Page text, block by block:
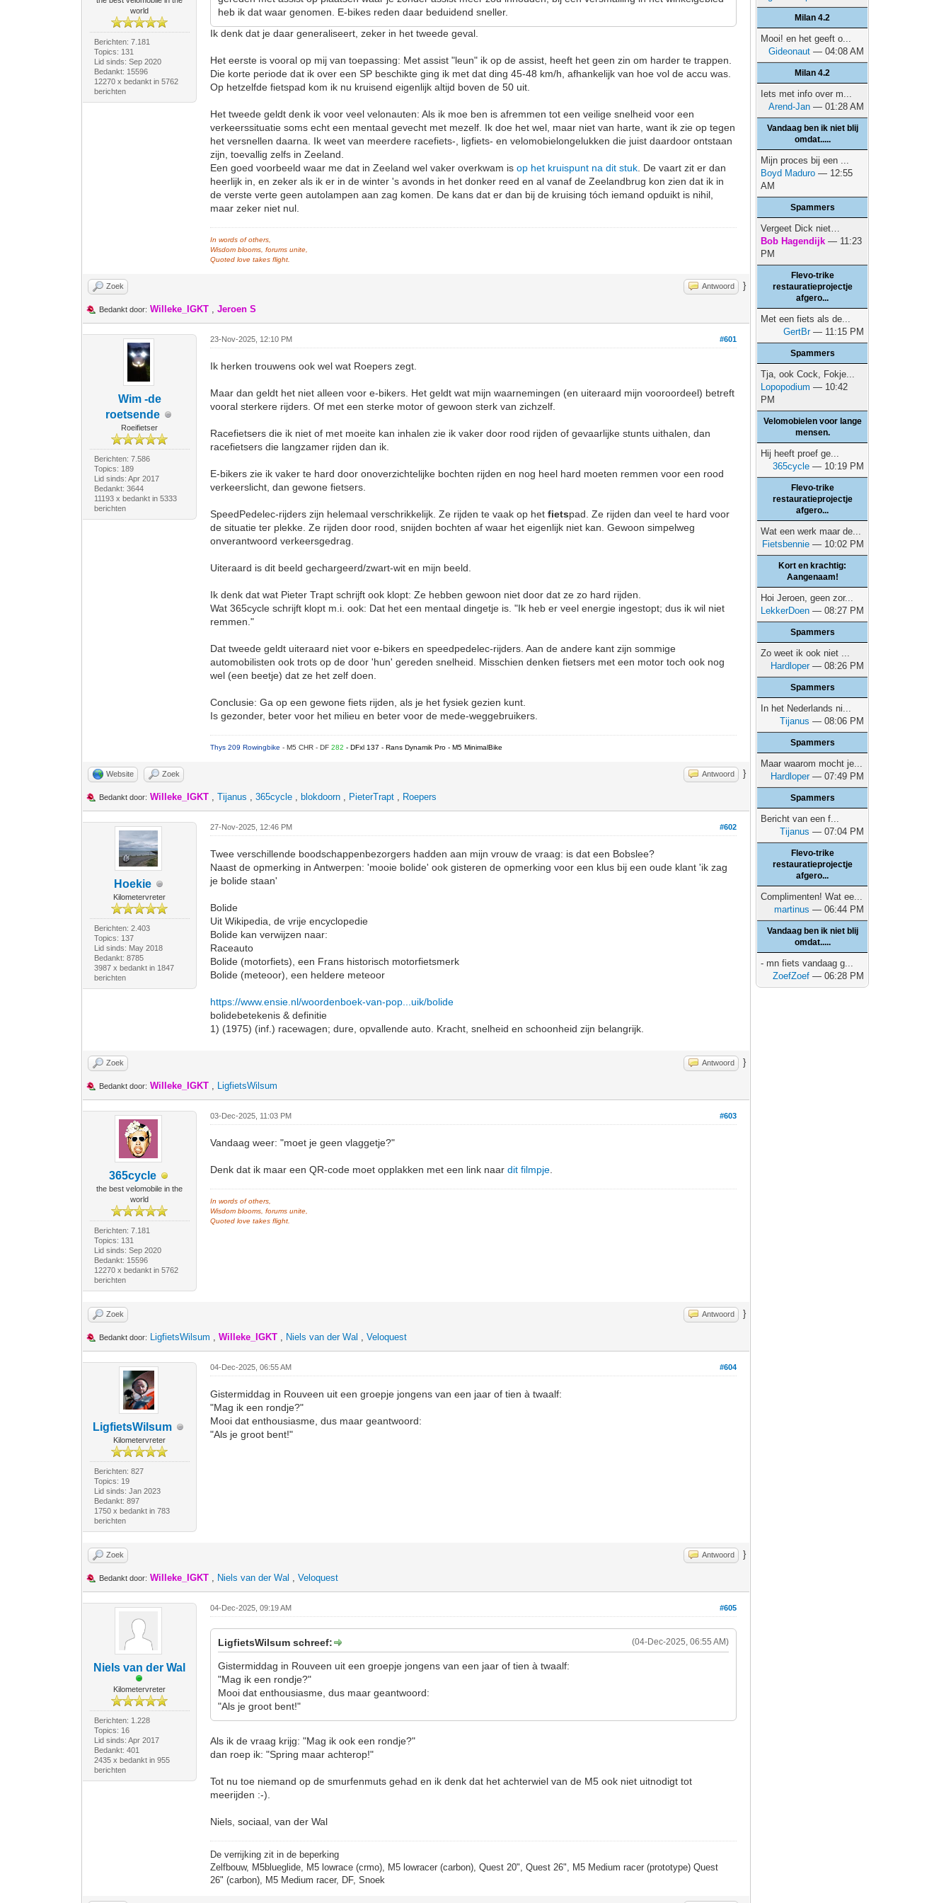
world
Berichten: 7.181
Topics: 131
Lid sinds: Sep 2020
Bedankt: 15596
12270 x bedankt in 5762
berichten
heb ik dat waar genomen. E-bikes reden daar beduidend sneller.
Ik denk dat je daar generaliseert, zeker in het tweede geval.
Het eerste is vooral op mij van toepassing: Met assist "leun" ik op de assist, heeft het geen zin om harder te trappen.
Die korte periode dat ik over een SP beschikte ging ik met dat ding 45-48 km/h, afhankelijk van hoe vol de accu was.
Op hetzelfde fietspad kom ik nu kruisend eigenlijk altijd boven de 50 uit.
Het tweede geldt denk ik voor veel velonauten: Als ik moe ben is afremmen tot een veilige snelheid voor een
verkeerssituatie soms echt een mentaal gevecht met mezelf. Ik doe het wel, maar niet van harte, want ik zie op tegen
het versnellen daarna. Ik weet van meerdere racefiets-, ligfiets- en velomobielongelukken die juist daardoor ontstaan
zijn, toevallig zelfs in Zeeland.
Een goed voorbeeld waar me dat in Zeeland wel vaker overkwam isop het kruispunt na dit stuk . De vaart zit er dan
heerlijk in, en zeker als ik er in de winter 's avonds in het donker reed en al vanaf de Zeelandbrug kon zien dat ik in
de verste verte geen autolampen aan zag komen. De kans dat er dan bij de kruising tóch iemand opduikt is nihil,
maar zeker niet nul.
In words of others,
Wisdom blooms, forums unite,
Quoted love takes flight.
Zoek Antwoord }
Bedankt door: Willeke_IGKT ,Jeroen S
Wim -de
roetsende
Roeifietser
Berichten: 7.586
Topics: 189
Lid sinds: Apr 2017
Bedankt: 3644
11193 x bedankt in 5333
berichten
#601
23-Nov-2025, 12:10 PM
Ik herken trouwens ook wel wat Roepers zegt.
Maar dan geldt het niet alleen voor e-bikers. Het geldt wat mijn waarnemingen (en uiteraard mijn vooroordeel) betreft
vooral sterkere rijders. Of met een sterke motor of gewoon sterk van zichzelf.
Racefietsers die ik niet of met moeite kan inhalen zie ik vaker door rood rijden of gevaarlijke stunts uithalen, dan
racefietsers die langzamer rijden dan ik.
E-bikers zie ik vaker te hard door onoverzichtelijke bochten rijden en nog heel hard moeten remmen voor een rood
verkeerslicht, dan gewone fietsers.
SpeedPedelec-rijders zijn helemaal verschrikkelijk. Ze rijden te vaak op hetfietspad. Ze rijden dan veel te hard voor
de situatie ter plekke. Ze rijden door rood, snijden bochten af waar het eigenlijk niet kan. Gewoon simpelweg
onverantwoord verkeersgedrag.
Uiteraard is dit beeld gechargeerd/zwart-wit en mijn beeld.
Ik denk dat wat Pieter Trapt schrijft ook klopt: Ze hebben gewoon niet door dat ze zo hard rijden.
Wat 365cycle schrijft klopt m.i. ook: Dat het een mentaal dingetje is. "Ik heb er veel energie ingestopt; dus ik wil niet
remmen."
Dat tweede geldt uiteraard niet voor e-bikers en speedpedelec-rijders. Aan de andere kant zijn sommige
automobilisten ook trots op de door 'hun' gereden snelheid. Misschien denken fietsers met een motor toch ook nog
wel (een beetje) dat ze het zelf doen.
Conclusie: Ga op een gewone fiets rijden, als je het fysiek gezien kunt.
Is gezonder, beter voor het milieu en beter voor de mede-weggebruikers.
Thys 209 Rowingbike- M5 CHR - DF282- DFxl 137 - Rans Dynamik Pro - M5 MinimalBike
Website Zoek Antwoord }
Bedankt door: Willeke_IGKT ,Tijanus ,365cycle , blokdoorn , PieterTrapt , Roepers
Hoekie
Kilometervreter
Berichten: 2.403
Topics: 137
Lid sinds: May 2018
Bedankt: 8785
3987 x bedankt in 1847
berichten
#602
27-Nov-2025, 12:46 PM
Twee verschillende boodschappenbezorgers hadden aan mijn vrouw de vraag: is dat een Bobslee?
Naast de opmerking in Antwerpen: 'mooie bolide' ook gisteren de opmerking voor een klus bij een oude klant 'ik zag
je bolide staan'
Bolide
Uit Wikipedia, de vrije encyclopedie
Bolide kan verwijzen naar:
Raceauto
Bolide (motorfiets), een Frans historisch motorfietsmerk
Bolide (meteoor), een heldere meteoor
https://www.ensie.nl/woordenboek-van-pop...uik/bolide
bolidebetekenis & definitie
1) (1975) (inf.) racewagen; dure, opvallende auto. Kracht, snelheid en schoonheid zijn belangrijk.
Zoek Antwoord }
Bedankt door: Willeke_IGKT , LigfietsWilsum
365cycle
the best velomobile in the
world
Berichten: 7.181
Topics: 131
Lid sinds: Sep 2020
Bedankt: 15596
12270 x bedankt in 5762
berichten
#603
03-Dec-2025, 11:03 PM
Vandaag weer: "moet je geen vlaggetje?"
Denk dat ik maar een QR-code moet opplakken met een link naardit filmpje
In words of others,
Wisdom blooms, forums unite,
Quoted love takes flight.
Zoek Antwoord }
Bedankt door: LigfietsWilsum ,Willeke_IGKT , Niels van der Wal ,Veloquest
LigfietsWilsum
Kilometervreter
Berichten: 827
Topics: 19
Lid sinds: Jan 2023
Bedankt: 897
1750 x bedankt in 783
berichten
#604
04-Dec-2025, 06:55 AM
Gistermiddag in Rouveen uit een groepje jongens van een jaar of tien à twaalf:
"Mag ik een rondje?"
Mooi dat enthousiasme, dus maar geantwoord:
"Als je groot bent!"
Zoek Antwoord }
Bedankt door: Willeke_IGKT , Niels van der Wal ,Veloquest
Niels van der Wal
Kilometervreter
Berichten: 1.228
Topics: 16
Lid sinds: Apr 2017
Bedankt: 401
2435 x bedankt in 955
berichten
#605
04-Dec-2025, 09:19 AM
(04-Dec-2025, 06:55 AM)
LigfietsWilsum schreef:
Gistermiddag in Rouveen uit een groepje jongens van een jaar of tien à twaalf:
"Mag ik een rondje?"
Mooi dat enthousiasme, dus maar geantwoord:
"Als je groot bent!"
Als ik de vraag krijg: "Mag ik ook een rondje?"
dan roep ik: "Spring maar achterop!"
Tot nu toe niemand op de smurfenmuts gehad en ik denk dat het achterwiel van de M5 ook niet uitnodigt tot
meerijden :-).
Niels, sociaal, van der Wal
De verrijking zit in de beperking
Zelfbouw, M5blueglide, M5 lowrace (crmo), M5 lowracer (carbon), Quest 20", Quest 26", M5 Medium racer (prototype) Quest
26" (carbon), M5 Medium racer, DF, Snoek
Milan 4.2
Mooi! en het geeft o...
Gideonaut — 04:08 AM
Milan 4.2
Iets met info over m...
Arend-Jan — 01:28 AM
Vandaag ben ik niet blij
omdat.....
Mijn proces bij een ...
Boyd Maduro — 12:55
AM
Spammers
Vergeet Dick niet…
Bob Hagendijk — 11:23
PM
Flevo-trike
restauratieprojectje
afgero...
Met een fiets als de...
GertBr— 11:15 PM
Spammers
Tja, ook Cock, Fokje...
Lopopodium — 10:42
PM
Velomobielen voor lange
mensen.
Hij heeft proef ge...
365cycle — 10:19 PM
Flevo-trike
restauratieprojectje
afgero...
Wat een werk maar de...
Fietsbennie — 10:02 PM
Kort en krachtig:
Aangenaam!
Hoi Jeroen, geen zor...
LekkerDoen — 08:27 PM
Spammers
Zo weet ik ook niet ...
Hardloper— 08:26 PM
Spammers
In het Nederlands ni...
Tijanus — 08:06 PM
Spammers
Maar waarom mocht je...
Hardloper— 07:49 PM
Spammers
Bericht van een f...
Tijanus — 07:04 PM
Flevo-trike
restauratieprojectje
afgero...
Complimenten! Wat ee...
martinus — 06:44 PM
Vandaag ben ik niet blij
omdat.....
- mn fiets vandaag g...
ZoefZoef — 06:28 PM